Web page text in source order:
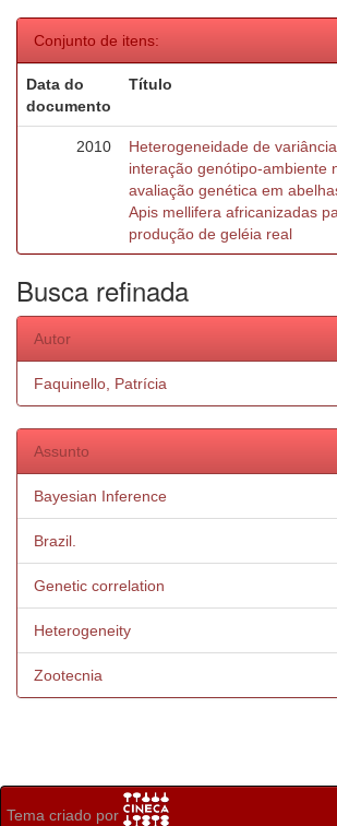
Conjunto de itens:
Data do
documento
Título
2010
Heterogeneidade de
interação genótipo-ambiente
avaliação genética em
Apis mellifera africanizadas
produção de geléia real
Busca refinada
Autor
Faquinello, Patrícia
Assunto
Bayesian Inference
Brazil.
Genetic correlation
Heterogeneity
Zootecnia
Tema criado por